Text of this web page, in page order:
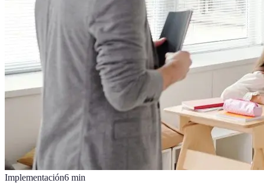
Implementación6 min